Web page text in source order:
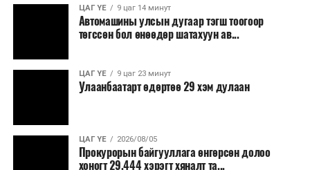
шатахууны хэмнэлт жилд 446 тэрбум төгрөгт хүрэх
боломжтой гэсэн тооцоог техник, эдийн засгийн
үндэслэлд тусгажээ.
Төсөл хэрэгжсэнээр иргэдийн зорчих хугацаа
богиносож, түгжрэлээс үүдэлтэй эдийн засгийн
тогтолцоо бүрдэх ач холбогдолтой юм.
ЦАГ ҮЕ 9 цаг 14 минут
Автомашины улсын дугаар тэгш тоогоор
төгссөн бол өнөөдөр шатахуун ав...
ЦАГ ҮЕ 9 цаг 23 минут
Улаанбаатарт өдөртөө 29 хэм дулаан
ЦАГ ҮЕ 2026/08/05
Прокурорын байгууллага өнгөрсөн долоо
хоногт 29,444 хэрэгт хяналт та...